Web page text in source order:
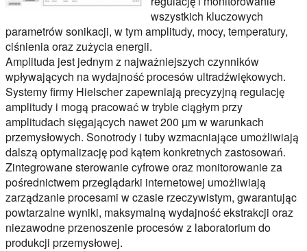
wszystkich kluczowych
parametrów sonikacji, w tym amplitudy, mocy, temperatury,
ciśnienia oraz zużycia energii.
Amplituda jest jednym z najważniejszych czynników
wpływających na wydajność procesów ultradźwiękowych.
Systemy firmy Hielscher zapewniają precyzyjną regulację
amplitudy i mogą pracować w trybie ciągłym przy
amplitudach sięgających nawet 200 µm w warunkach
przemysłowych. Sonotrody i tuby wzmacniające umożliwiają
dalszą optymalizację pod kątem konkretnych zastosowań.
Zintegrowane sterowanie cyfrowe oraz monitorowanie za
pośrednictwem przeglądarki internetowej umożliwiają
zarządzanie procesami w czasie rzeczywistym, gwarantując
powtarzalne wyniki, maksymalną wydajność ekstrakcji oraz
niezawodne przenoszenie procesów z laboratorium do
produkcji przemysłowej.